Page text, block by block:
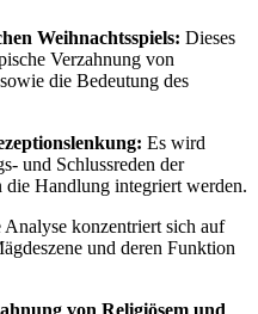
Weihnachtsspiels: Dieses
Verzahnung von
die Bedeutung des
Es wird
und Schlussreden der
Handlung integriert werden.
Analyse konzentriert sich auf
und deren Funktion
von Religiösem und